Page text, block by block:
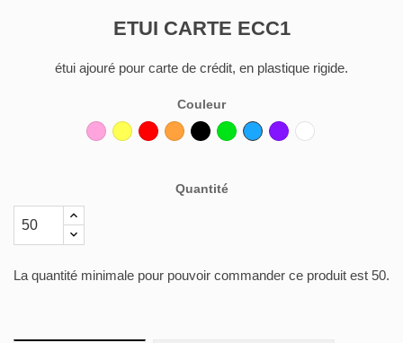
ETUI CARTE ECC1
étui ajouré pour carte de crédit, en plastique rigide.
Couleur
RoseJauneRougeOrangeNoirVertBleuVioletBlanc
Quantité
La quantité minimale pour pouvoir commander ce produit est 50.